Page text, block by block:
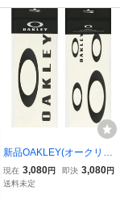
新品OAKLEY(オークリー)
カッティングLARGE STI
CKER PACK（ラージス
現在 3,080円 即決 3,080円
送料未定